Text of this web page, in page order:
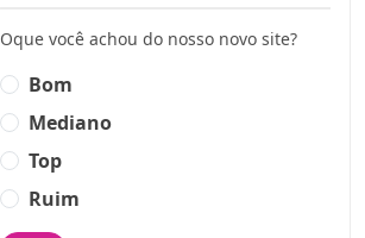
Oque você achou do nosso novo site?
Bom
Mediano
Top
Ruim